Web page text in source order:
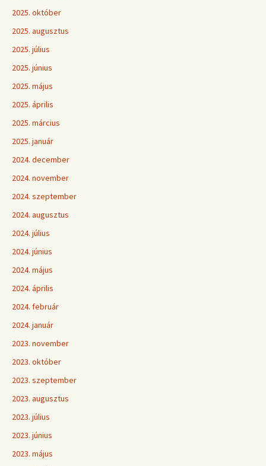
2025. október
2025. augusztus
2025. július
2025. június
2025. május
2025. április
2025. március
2025. január
2024. december
2024. november
2024. szeptember
2024. augusztus
2024. július
2024. június
2024. május
2024. április
2024. február
2024. január
2023. november
2023. október
2023. szeptember
2023. augusztus
2023. július
2023. június
2023. május